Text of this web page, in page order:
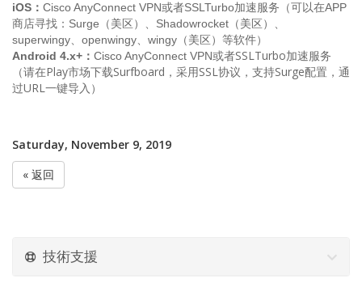
iOS： CiscoAnyConnect VPN或者SSLTurbo加速服务（可以在APP
商店寻找：Surge（美区）、Shadowrocket（美区）、
superwingy、openwingy、wingy（美区）等软件）
Android 4.x+： CiscoAnyConnect VPN或者SSLTurbo加速服务
（请在Play市场下载Surfboard，采用SSL协议，支持Surge配置，通
过URL一键导入）
Saturday, November 9, 2019
« 返回
技術支援